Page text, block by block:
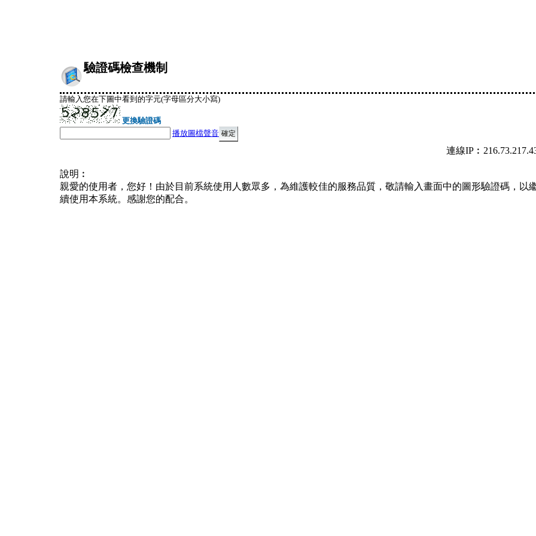
驗證碼檢查機制
請輸入您在下圖中看到的字元(字母區分大小寫)
更換驗證碼
播放圖檔聲音
連線
說明︰
親愛的使用者，您好！由於目前系統使用人數眾多，為維護較佳的服務品質，敬請輸入畫面中的圖形驗證碼，以
續使用本系統。感謝您的配合。